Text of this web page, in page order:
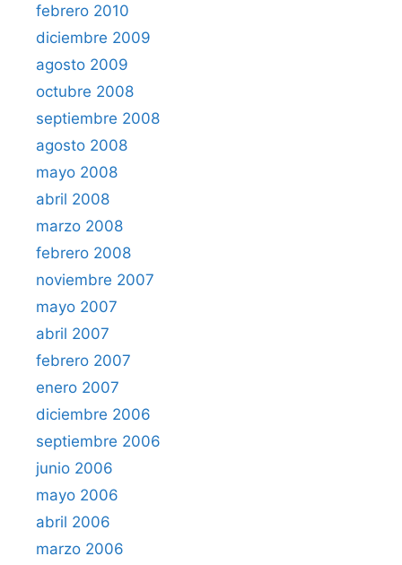
febrero 2010
diciembre 2009
agosto 2009
octubre 2008
septiembre 2008
agosto 2008
mayo 2008
abril 2008
marzo 2008
febrero 2008
noviembre 2007
mayo 2007
abril 2007
febrero 2007
enero 2007
diciembre 2006
septiembre 2006
junio 2006
mayo 2006
abril 2006
marzo 2006